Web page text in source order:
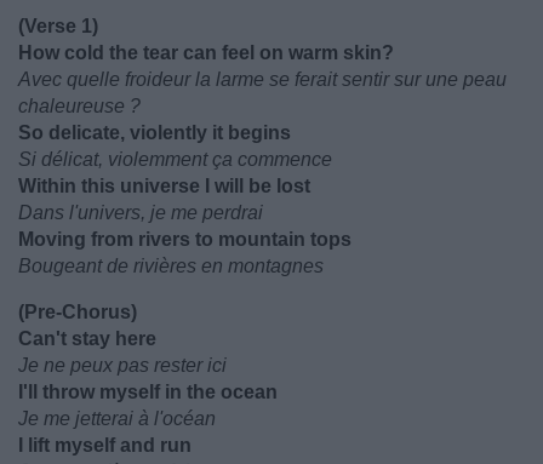
(Verse 1)
How cold the tear can feel on warm skin?
Avec quelle froideur la larme se ferait sentir sur une peau
chaleureuse ?
So delicate, violently it begins
Si délicat, violemment ça commence
Within this universe I will be lost
Dans l'univers, je me perdrai
Moving from rivers to mountain tops
Bougeant de rivières en montagnes
(Pre-Chorus)
Can't stay here
Je ne peux pas rester ici
I'll throw myself in the ocean
Je me jetterai à l'océan
I lift myself and run